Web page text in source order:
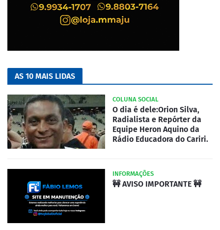
AS 10 MAIS LIDAS
COLUNA SOCIAL
O dia é dele:Orion Silva,
Radialista e Repórter da
Equipe Heron Aquino da
Rádio Educadora do Cariri.
INFORMAÇÕES
🚧 AVISO IMPORTANTE 🚧